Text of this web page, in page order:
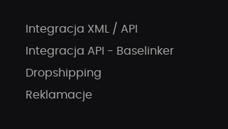
Integracja XML / API
Integracja API - Baselinker
Dropshipping
Reklamacje